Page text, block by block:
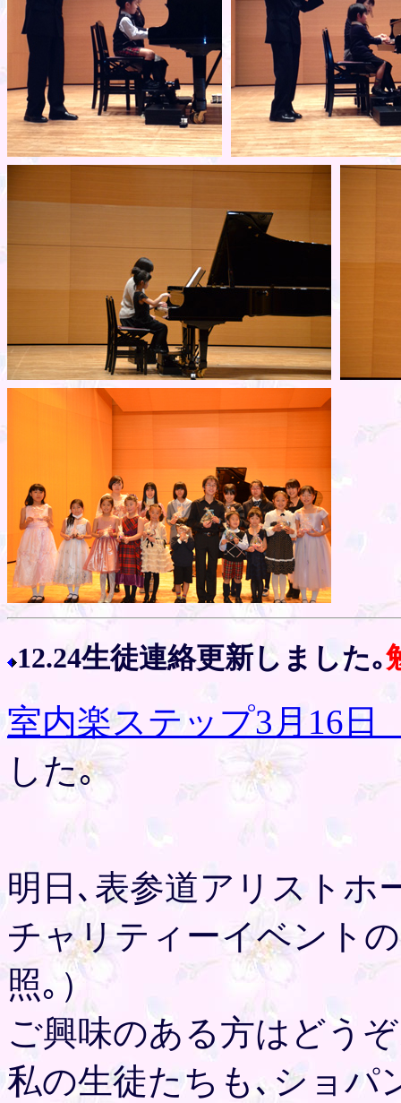
12.24生徒連絡更新しました｡
室内楽ステップ3月16日
した｡
明日､表参道アリストホ
チャリティーイベント
照｡）
ご興味のある方はどう
私の生徒たちも､ショパ